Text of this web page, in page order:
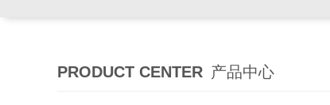
PRODUCT CENTER 产品中心